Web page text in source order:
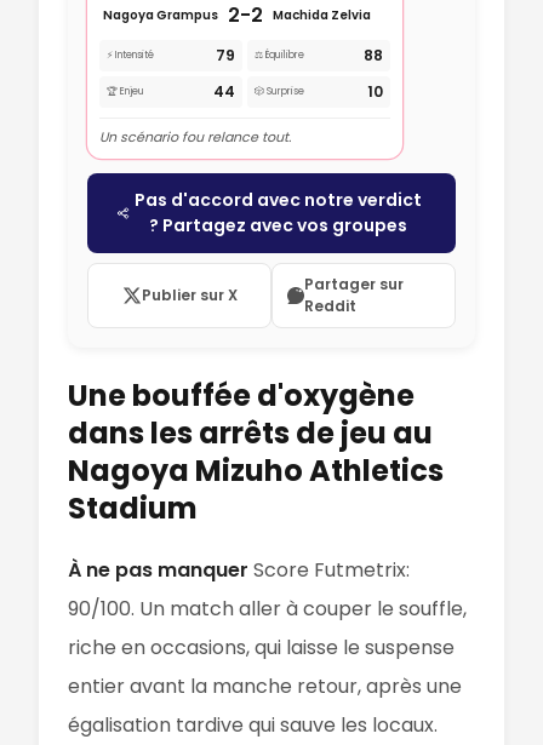
Nagoya Grampus
2-2 Machida Zelvia
⚡ Intensité 79 ⚖️ Équilibre 88
🏆 Enjeu 44 🎲 Surprise 10
Un scénario fou relance tout.
Pas d'accord avec notre verdict
? Partagez avec vos groupes
Publier sur X
Partager sur
Reddit
Une bouffée d'oxygène
dans les arrêts de jeu au
Nagoya Mizuho Athletics
Stadium
À ne pas manquer Score Futmetrix:
90/100. Un match aller à couper le souffle,
riche en occasions, qui laisse le suspense
entier avant la manche retour, après une
égalisation tardive qui sauve les locaux.